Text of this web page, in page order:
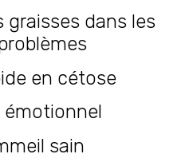
graisses dans les
en cétose
sain